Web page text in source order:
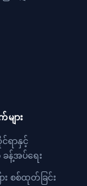
များ
ရာနှင့်
န့်အပ်ရေး
း စစ်ထုတ်ခြင်း